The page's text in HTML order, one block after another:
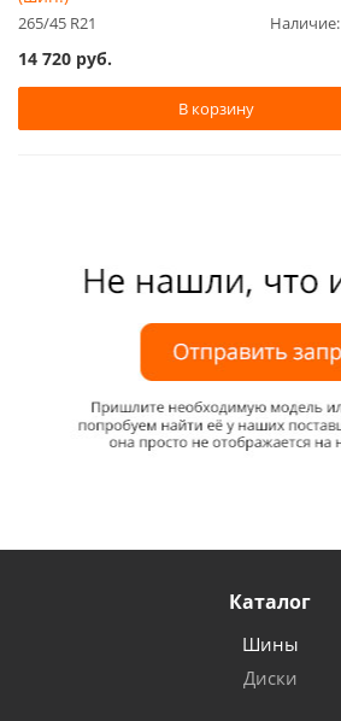
265/45 R21 Наличие:
14 720 руб.
В корзину
Каталог
Шины
Диски